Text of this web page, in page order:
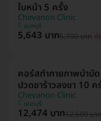
ใบหน้า 5 ครั้ง
Chevanon Clinic
นนทบุรี
5,643 บาท5,700 บาท ป
คอร์สทำกายภาพบำบั
ปวดชาร้าวลงขา 10 ค
Chevanon Clinic
นนทบุรี
12,474 บาท12,600 บาท